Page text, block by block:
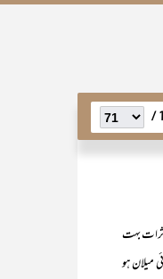
بہت
میلان ہو